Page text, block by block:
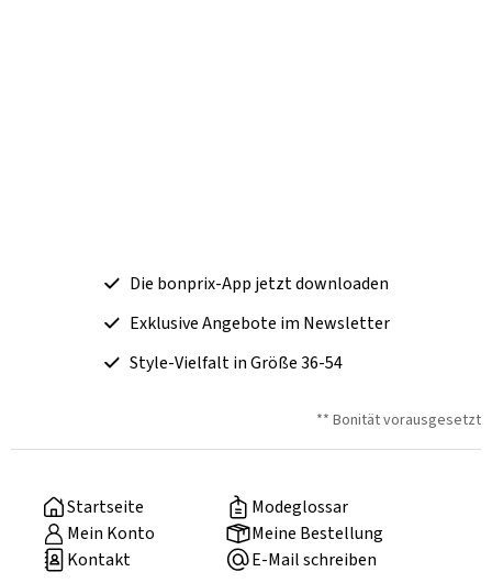
Die bonprix-App jetzt downloaden
Exklusive Angebote im Newsletter
Style-Vielfalt in Größe 36-54
** Bonität vorausgesetzt
Startseite
Modeglossar
Mein Konto
Meine Bestellung
Kontakt
E-Mail schreiben